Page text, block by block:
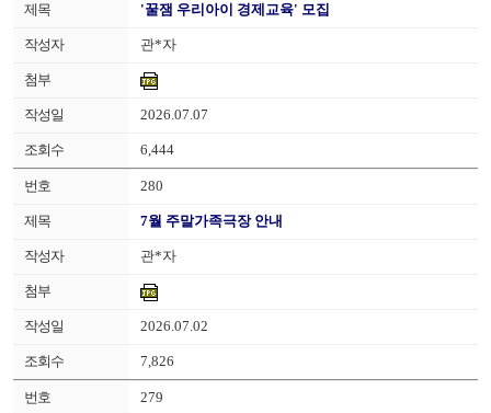
'꿀잼 우리아이 경제교육' 모집
관*자
2026.07.07
6,444
280
7월 주말가족극장 안내
관*자
2026.07.02
7,826
279